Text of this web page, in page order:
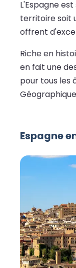
L'Espagne
territoire soit
offrent
Riche en
en fait une
pour tous les
Espagne